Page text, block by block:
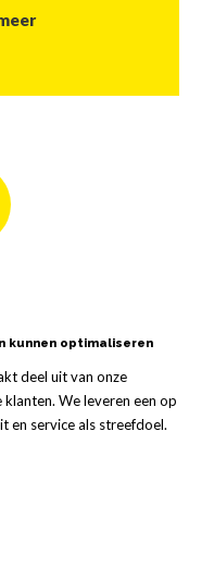
kunnen optimaliseren
deel uit van onze
We leveren een op
en service als streefdoel.